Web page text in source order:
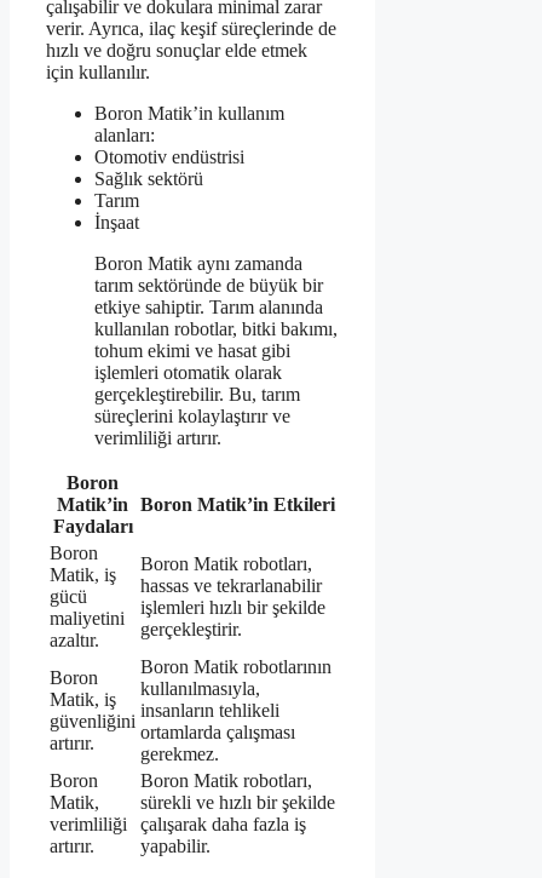
çalışabilir ve dokulara minimal zarar
verir. Ayrıca, ilaç keşif süreçlerinde de
hızlı ve doğru sonuçlar elde etmek
için kullanılır.
Boron Matik’in kullanım
alanları:
Otomotiv endüstrisi
Sağlık sektörü
Tarım
İnşaat
Boron Matik aynı zamanda
tarım sektöründe de büyük bir
etkiye sahiptir. Tarım alanında
kullanılan robotlar, bitki bakımı,
tohum ekimi ve hasat gibi
işlemleri otomatik olarak
gerçekleştirebilir. Bu, tarım
süreçlerini kolaylaştırır ve
verimliliği artırır.
Boron
Matik’in
Faydaları
Boron Matik’in Etkileri
Boron
Matik, iş
gücü
maliyetini
azaltır.
Boron Matik robotları,
hassas ve tekrarlanabilir
işlemleri hızlı bir şekilde
gerçekleştirir.
Boron
Matik, iş
güvenliğini
artırır.
Boron Matik robotlarının
kullanılmasıyla,
insanların tehlikeli
ortamlarda çalışması
gerekmez.
Boron
Matik,
verimliliği
artırır.
Boron Matik robotları,
sürekli ve hızlı bir şekilde
çalışarak daha fazla iş
yapabilir.